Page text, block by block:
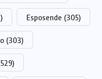
Esposende (305)
(303)